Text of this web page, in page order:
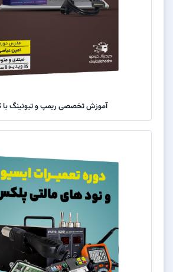
آموزش تخصصی ریمپ و تیونینگ با WinOLS